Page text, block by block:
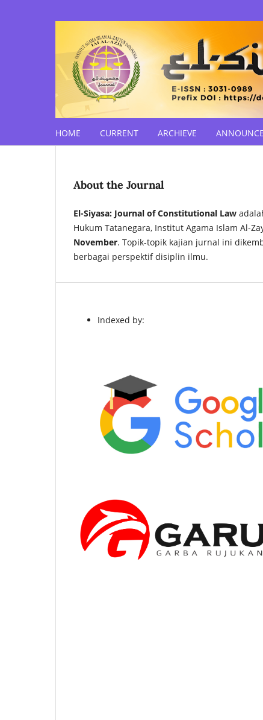
HOME CURRENT ARCHIEVE
About the Journal
El-Siyasa: Journal of Constitutional Law
Hukum Tatanegara, Institut Agama Islam Al-
November. Topik-topik kajian jurnal ini
berbagai perspektif disiplin ilmu.
Indexed by: